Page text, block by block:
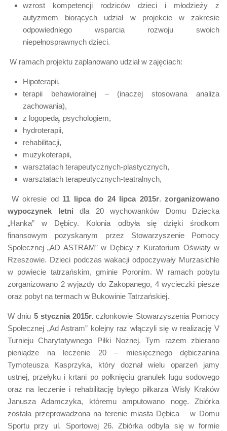
wzrost kompetencji rodziców dzieci i młodzieży z
autyzmem biorących udział w projekcie w zakresie
odpowiedniego wsparcia rozwoju swoich
niepełnosprawnych dzieci.
W ramach projektu zaplanowano udział w zajęciach:
Hipoterapii,
terapii behawioralnej – (inaczej stosowana analiza
zachowania),
z logopedą, psychologiem,
hydroterapii,
rehabilitacji,
muzykoterapii,
warsztatach terapeutycznych-plastycznych,
warsztatach terapeutycznych-teatralnych,
W okresie od 11 lipca do 24 lipca 2015r. zorganizowano
wypoczynek letni dla 20 wychowanków Domu Dziecka
„Hanka” w Dębicy. Kolonia odbyła się dzięki środkom
finansowym pozyskanym przez Stowarzyszenie Pomocy
Społecznej „AD ASTRAM” w Dębicy z Kuratorium Oświaty w
Rzeszowie. Dzieci podczas wakacji odpoczywały Murzasichle
w powiecie tatrzańskim, gminie Poronim. W ramach pobytu
zorganizowano 2 wyjazdy do Zakopanego, 4 wycieczki piesze
oraz pobyt na termach w Bukowinie Tatrzańskiej.
W dniu 5 stycznia 2015r.członkowie Stowarzyszenia Pomocy
Społecznej „Ad Astram” kolejny raz włączyli się w realizację V
Turnieju Charytatywnego Piłki Nożnej. Tym razem zbierano
pieniądze na leczenie 20 – miesięcznego dębiczanina
Tymoteusza Kasprzyka, który doznał wielu oparzeń jamy
ustnej, przełyku i krtani po połknięciu granulek ługu sodowego
oraz na leczenie i rehabilitację byłego piłkarza Wisły Kraków
Janusza Adamczyka, któremu amputowano nogę. Zbiórka
została przeprowadzona na terenie miasta Dębica – w Domu
Sportu przy ul. Sportowej 26. Zbiórka odbyła się w formie